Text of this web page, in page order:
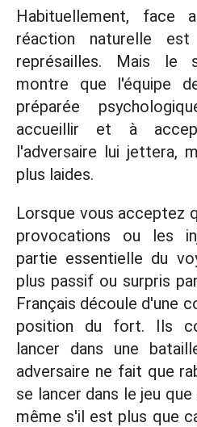
Habituellement, face
réaction naturelle
représailles. Mais le
montre que l'équipe
préparée
accueillir et à
l'adversaire lui jettera,
plus laides.
Lorsque vous acceptez
provocations ou les
partie essentielle du
plus passif ou surpris
Français découle d'une
position du fort. Ils
lancer dans une
adversaire ne fait que
se lancer dans le jeu
même s'il est plus que